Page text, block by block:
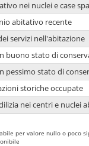
nei nuclei e case
abitativo recente
servizi nell'abitazione
buono stato di
pessimo stato di
storiche occupate
nei centri e nuclei
per valore nullo o poco